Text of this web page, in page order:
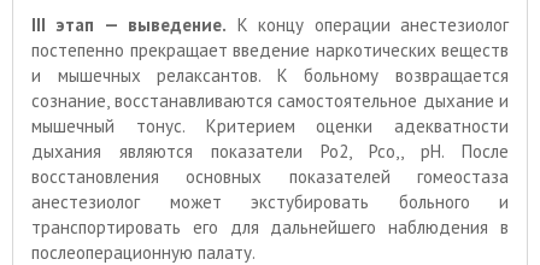
III этап — выведение. К концу операции анестезиолог
постепенно прекращает введение наркотических веществ
и мышечных релаксантов. К больному возвращается
сознание, восстанавливаются самостоятельное дыхание и
мышечный тонус. Критерием оценки адекватности
дыхания являются показатели Ро2, Рсо,, рН. После
восстановления основных показателей гомеостаза
анестезиолог может экстубировать больного и
транспортировать его для дальнейшего наблюдения в
послеоперационную палату.